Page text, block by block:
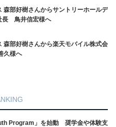
森部好樹さんからサントリーホールデ
鳥井信宏様へ￼
森部好樹さんから楽天モバイル株式会
久様へ
Program」を始動 奨学金や体験支